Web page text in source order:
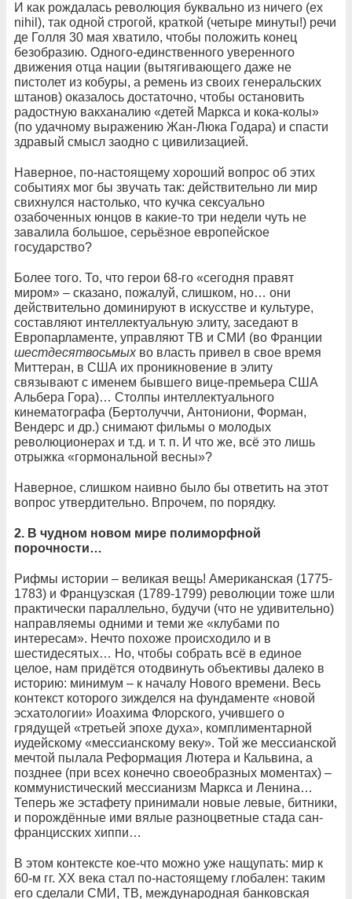
И как рождалась революция буквально из ничего (ex
nihil), так одной строгой, краткой (четыре минуты!) речи
де Голля 30 мая хватило, чтобы положить конец
безобразию. Одного-единственного уверенного
движения отца нации (вытягивающего даже не
пистолет из кобуры, а ремень из своих генеральских
штанов) оказалось достаточно, чтобы остановить
радостную вакханалию «детей Маркса и кока-колы»
(по удачному выражению Жан-Люка Годара) и спасти
здравый смысл заодно с цивилизацией.
Наверное, по-настоящему хороший вопрос об этих
событиях мог бы звучать так: действительно ли мир
свихнулся настолько, что кучка сексуально
озабоченных юнцов в какие-то три недели чуть не
завалила большое, серьёзное европейское
государство?
Более того. То, что герои 68-го «сегодня правят
миром» – сказано, пожалуй, слишком, но… они
действительно доминируют в искусстве и культуре,
составляют интеллектуальную элиту, заседают в
Европарламенте, управляют ТВ и СМИ (во Франции
шестдесятвосьмых во власть привел в свое время
Миттеран, в США их проникновение в элиту
связывают с именем бывшего вице-премьера США
Альбера Гора)… Столпы интеллектуального
кинематографа (Бертолуччи, Антониони, Форман,
Вендерс и др.) снимают фильмы о молодых
революционерах и т.д. и т. п. И что же, всё это лишь
отрыжка «гормональной весны»?
Наверное, слишком наивно было бы ответить на этот
вопрос утвердительно. Впрочем, по порядку.
2. В чудном новом мире полиморфной
порочности…
Рифмы истории – великая вещь! Американская (1775-
1783) и Французская (1789-1799) революции тоже шли
практически параллельно, будучи (что не удивительно)
направляемы одними и теми же «клубами по
интересам». Нечто похоже происходило и в
шестидесятых… Но, чтобы собрать всё в единое
целое, нам придётся отодвинуть объективы далеко в
историю: минимум – к началу Нового времени. Весь
контекст которого зижделся на фундаменте «новой
эсхатологии» Иоахима Флорского, учившего о
грядущей «третьей эпохе духа», комплиментарной
иудейскому «мессианскому веку». Той же мессианской
мечтой пылала Реформация Лютера и Кальвина, а
позднее (при всех конечно своеобразных моментах) –
коммунистический мессианизм Маркса и Ленина…
Теперь же эстафету принимали новые левые, битники,
и порождённые ими вялые разноцветные стада сан-
францисских хиппи…
В этом контексте кое-что можно уже нащупать: мир к
60-м гг. ХХ века стал по-настоящему глобален: таким
его сделали СМИ, ТВ, международная банковская